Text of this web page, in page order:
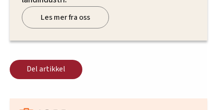
Les mer fra oss
Del artikkel